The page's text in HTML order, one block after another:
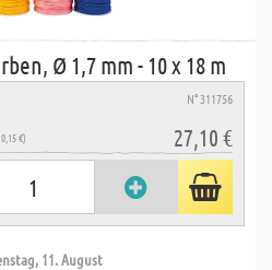
Ø 1,7 mm - 10 x 18 m
N° 311756
€) 27,10 €
11. August